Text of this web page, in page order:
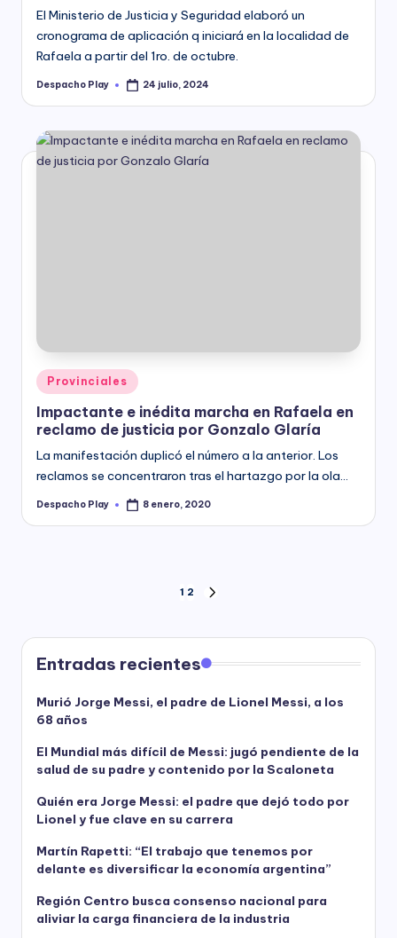
El Ministerio de Justicia y Seguridad elaboró un
cronograma de aplicación q iniciará en la localidad de
Rafaela a partir del 1ro. de octubre.
Posted
Despacho Play 24 julio, 2024
Posted
in
Provinciales
Impactante e inédita marcha en Rafaela en
reclamo de justicia por Gonzalo Glaría
La manifestación duplicó el número a la anterior. Los
reclamos se concentraron tras el hartazgo por la ola…
Posted
Despacho Play 8 enero, 2020
de
entradas
1 2
Entradas recientes
Murió Jorge Messi, el padre de Lionel Messi, a los
68 años
El Mundial más difícil de Messi: jugó pendiente de la
salud de su padre y contenido por la Scaloneta
Quién era Jorge Messi: el padre que dejó todo por
Lionel y fue clave en su carrera
Martín Rapetti: “El trabajo que tenemos por
delante es diversificar la economía argentina”
Región Centro busca consenso nacional para
aliviar la carga financiera de la industria